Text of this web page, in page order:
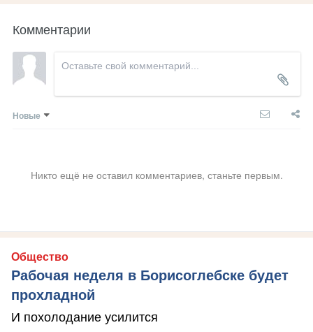
Комментарии
Новые
Никто ещё не оставил комментариев, станьте первым.
Общество
Рабочая неделя в Борисоглебске будет
прохладной
И похолодание усилится